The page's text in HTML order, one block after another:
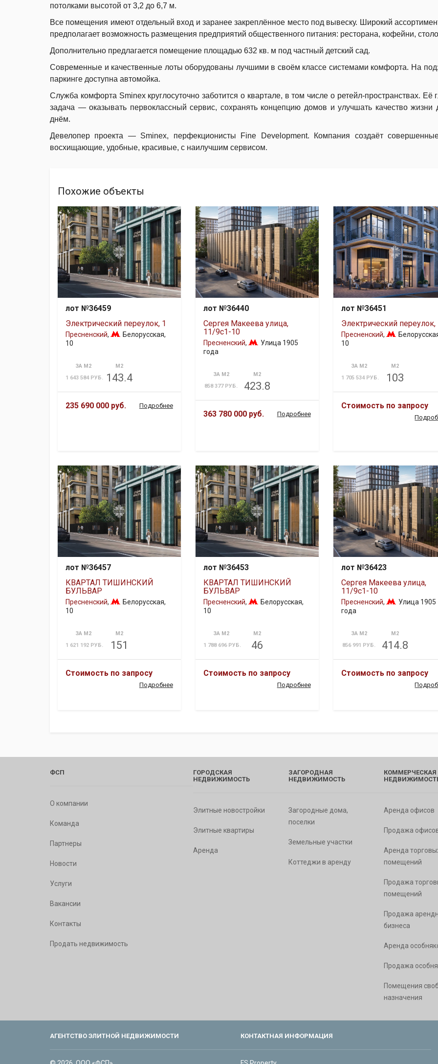
потолками высотой от 3,2 до 6,7 м.
Все помещения имеют отдельный вход и заранее закреплённое место под вывеску. Широкий
предполагает возможность размещения предприятий общественного питания: ресторана, кофейни,
Дополнительно предлагается помещение площадью 632 кв. м под частный детский сад.
Современные и качественные лоты оборудованы лучшими в своём классе системами комфорта. На
паркинге доступна автомойка.
Служба комфорта Sminex круглосуточно заботится о квартале, в том числе о ретейл-пространствах. Её
задача — оказывать первоклассный сервис, сохранять концепцию домов и улучшать качество жизни
днём.
Девелопер проекта — Sminex, перфекционисты Fine Development. Компания создаёт
восхищающие, удобные, красивые, с наилучшим сервисом.
Похожие объекты
лот №36459
Электрический переулок, 1
Пресненский, Белорусская,
10
ЗА М2
1 643 584 РУБ.
М2
143.4
235 690 000 руб. Подробнее
лот №36440
Сергея Макеева улица,
11/9с1-10
Пресненский,
Улица 1905
года
ЗА М2
858 377 РУБ.
М2
423.8
363 780 000 руб. Подробнее
лот №36451
Электрический переулок,
Пресненский,
10
ЗА М2
1 705 534 РУБ.
М2
103
Стоимость по запросу
лот №36457
КВАРТАЛ ТИШИНСКИЙ
БУЛЬВАР
Пресненский, Белорусская,
10
ЗА М2
1 621 192 РУБ.
М2
151
Стоимость по запросу
Подробнее
лот №36453
КВАРТАЛ ТИШИНСКИЙ
БУЛЬВАР
Пресненский, Белорусская,
10
ЗА М2
1 788 696 РУБ.
М2
46
Стоимость по запросу
Подробнее
лот №36423
Сергея Макеева улица,
11/9с1-10
Пресненский,
Улица 1905
года
ЗА М2
856 991 РУБ.
М2
414.8
Стоимость по запросу
ФСП
О компании
Команда
Партнеры
Новости
Услуги
Вакансии
Контакты
Продать недвижимость
ГОРОДСКАЯ
НЕДВИЖИМОСТЬ
Элитные новостройки
Элитные квартиры
Аренда
ЗАГОРОДНАЯ
НЕДВИЖИМОСТЬ
Загородные дома,
поселки
Земельные участки
Коттеджи в аренду
КОММЕРЧЕСКАЯ
Аренда офисов
Продажа
Аренда
помещений
Продажа
помещений
Продажа
бизнеса
Аренда
Продажа
Помещения
назначения
АГЕНТСТВО ЭЛИТНОЙ НЕДВИЖИМОСТИ КОНТАКТНАЯ ИНФОРМАЦИЯ